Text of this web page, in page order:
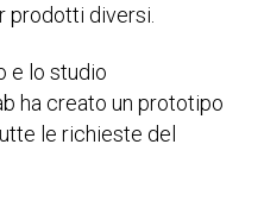
prodotti diversi.
e lo studio
ha creato un prototipo
le richieste del